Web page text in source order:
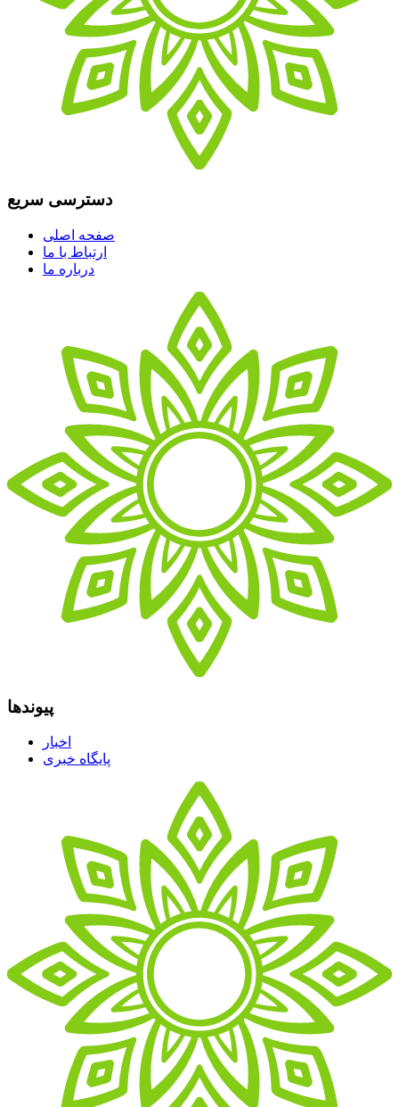
دسترسی سریع
صفحه اصلی
ارتباط با ما
درباره ما
پیوندها
اخبار
پایگاه خبری